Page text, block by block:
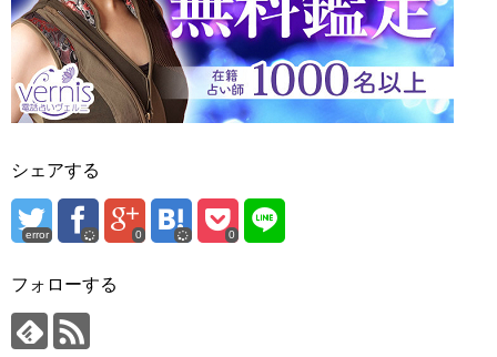
シェアする
error 0 0
フォローする